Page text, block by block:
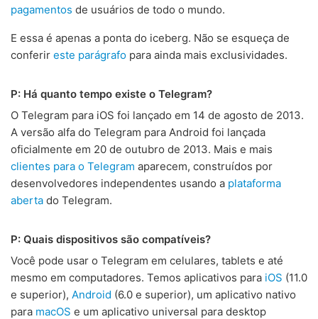
pagamentos de usuários de todo o mundo.
E essa é apenas a ponta do iceberg. Não se esqueça de
conferir este parágrafo para ainda mais exclusividades.
P: Há quanto tempo existe o Telegram?
O Telegram para iOS foi lançado em 14 de agosto de 2013.
A versão alfa do Telegram para Android foi lançada
oficialmente em 20 de outubro de 2013. Mais e mais
clientes para o Telegram aparecem, construídos por
desenvolvedores independentes usando a plataforma
aberta do Telegram.
P: Quais dispositivos são compatíveis?
Você pode usar o Telegram em celulares, tablets e até
mesmo em computadores. Temos aplicativos para iOS (11.0
e superior), Android (6.0 e superior), um aplicativo nativo
para macOS e um aplicativo universal para desktop